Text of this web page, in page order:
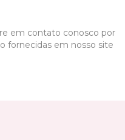
em contato conosco por
fornecidas em nosso site